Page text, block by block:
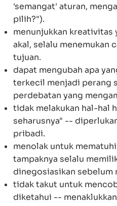
'semangat' aturan,
pilih?").
menunjukkan kreativitas
akal, selalu menemukan
tujuan.
dapat mengubah apa
terkecil menjadi perang
perdebatan yang
tidak melakukan hal-hal
seharusnya" --
pribadi.
menolak untuk
tampaknya selalu
dinegosiasikan sebelum
tidak takut untuk
diketahui --